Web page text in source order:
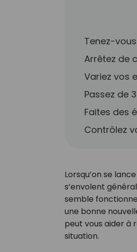
Tenez-
Arrêtez de
Variez vos
Passez de
Faites des
Contrôlez
Lorsqu’on se
s’envolent
semble
une bonne
peut vous aider à
situation.